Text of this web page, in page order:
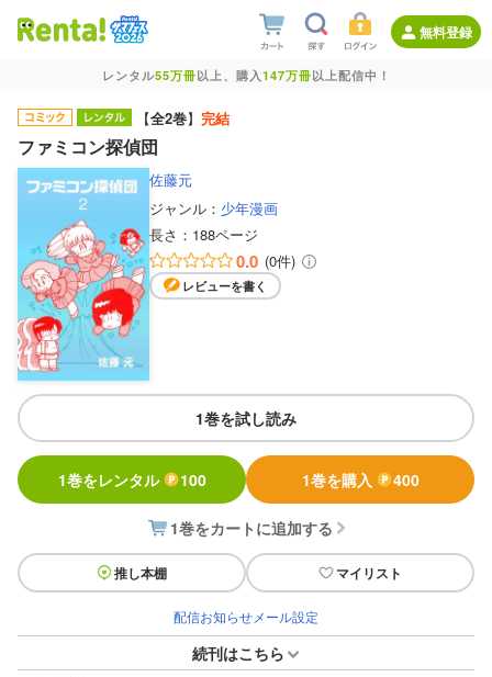
無料登録
レンタル55万冊以上、購入147万冊以上配信中！
【全2巻】 完結
ファミコン探偵団
佐藤元
ジャンル： 少年漫画
長さ： 188ページ
0.0 (0件)
レビューを書く
1巻を試し読み
1巻をレンタル 100 1巻を購入 400
1巻をカートに追加する
推し本棚 マイリスト
配信お知らせメール設定
続刊はこちら